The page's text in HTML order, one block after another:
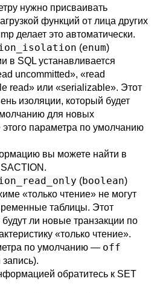
нужно присваивать
функций от лица других
делает это автоматически.
(enum)
в SQL устанавливается
uncommitted», «read
read» или «serializable». Этот
изоляции, который будет
для новых
этого параметра по умолчанию
вы можете найти в
.
(boolean)
«только чтение» не могут
таблицы. Этот
ли новые транзакции по
«только чтение».
по умолчанию — off
запись).
обратитесь к SET